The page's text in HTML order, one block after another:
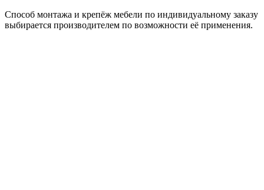
Способ монтажа и крепёж мебели по индивидуальному заказу
выбирается производителем по возможности её применения.